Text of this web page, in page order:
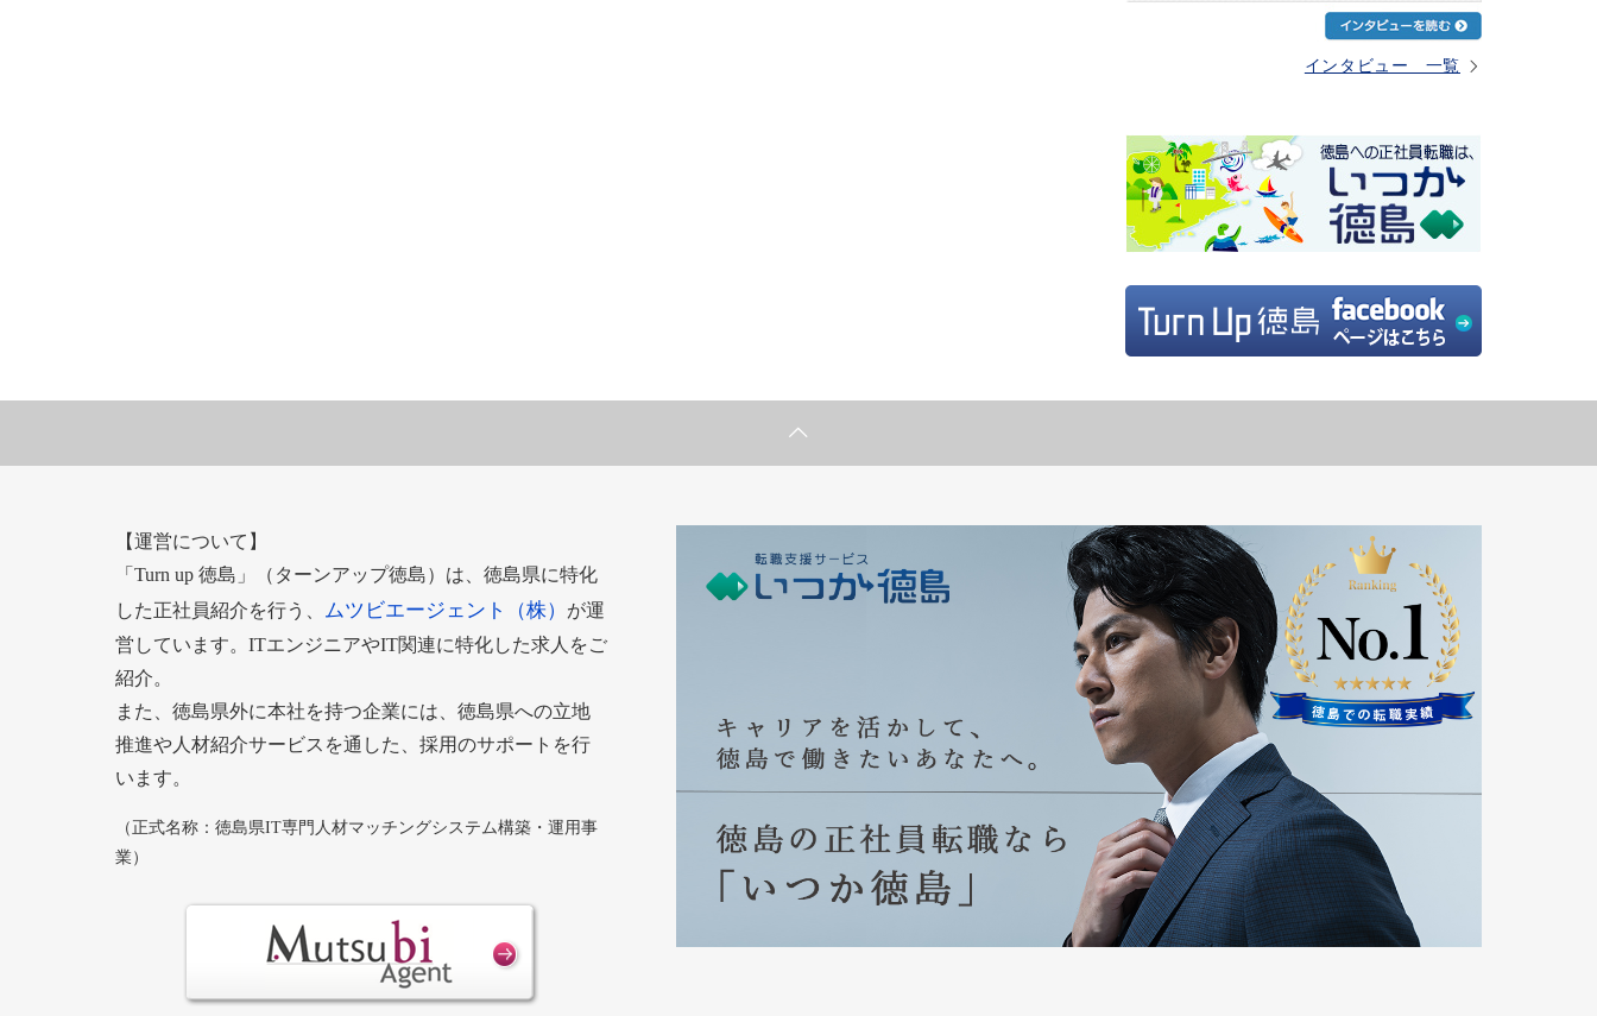
インタビュー 一覧
【運営について】
「Turn up 徳島」（ターンアップ徳島）は、徳島県に特化
した正社員紹介を行う、
ムツビエージェント（株）
が運
営しています。ITエンジニアやIT関連に特化した求人をご
紹介。
また、徳島県外に本社を持つ企業には、徳島県への立地
推進や人材紹介サービスを通した、採用のサポートを行
います。
（正式名称：徳島県IT専門人材マッチングシステム構築・運用事
業）